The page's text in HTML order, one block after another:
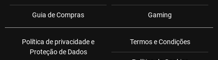
Guia de Compras Gaming
Política de privacidade e
Proteção de Dados
Termos e Condições